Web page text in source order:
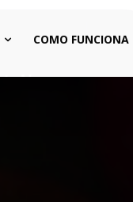
COMO FUNCIONA